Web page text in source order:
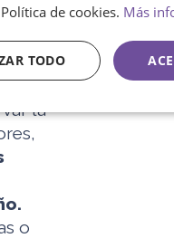
la
o
de cookies. Más
TODO